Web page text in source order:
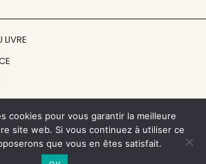
LIVRE
© 1998 - 2026, ENT'REVUES
cookies pour vous garantir la meilleure
site web. Si vous continuez à utiliser ce
que vous en êtes satisfait.